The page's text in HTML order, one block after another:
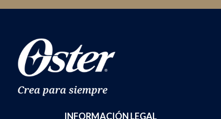
INFORMACIÓN LEGAL